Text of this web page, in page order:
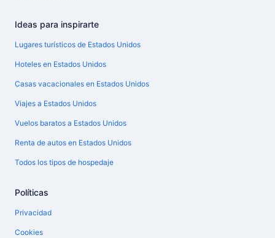
Ideas para inspirarte
Lugares turísticos de Estados Unidos
Hoteles en Estados Unidos
Casas vacacionales en Estados Unidos
Viajes a Estados Unidos
Vuelos baratos a Estados Unidos
Renta de autos en Estados Unidos
Todos los tipos de hospedaje
Políticas
Privacidad
Cookies